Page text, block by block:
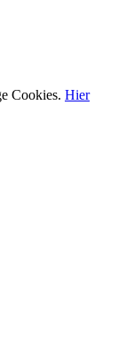
Cookies. Hier